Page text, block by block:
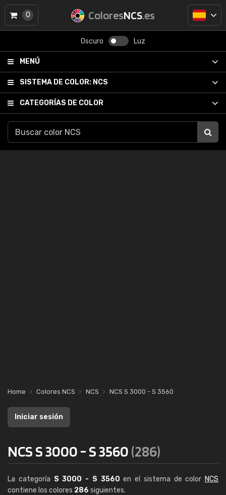
ColoresNCS.es
Oscuro Luz
MENÚ
SISTEMA DE COLOR: NCS
CATEGORÍAS DE COLOR
0
Home Colores NCS NCS NCS S 3000 - S 3560
Iniciar sesión
NCS S 3000 - S 3560(286)
La categoría S 3000 - S 3560 en el sistema de color NCS
contiene los colores 286 siguientes.